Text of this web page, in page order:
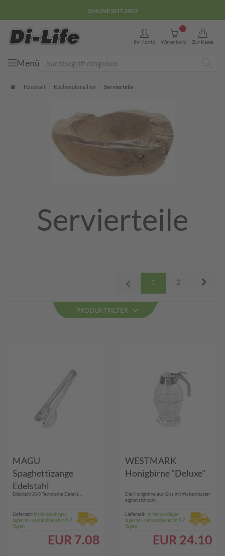
E-COMMERCE GÜTEZEICHEN
Ihr Konto Warenkorb
0
Zur Kasse
Menü
Startseite
Haushalt Küchenutensilien Servierteile
Servierteile
1 2
PRODUKTFILTER
MAGU
Spaghettizange
Edelstahl
Edelstahl 18/8 Technische Details:...
Lieferzeit: Im Versandlager
lagernd - versandbereit in 5-7
Tagen
EUR 7.08
WESTMARK
Honigbirne "Deluxe"
Die Honigbirne aus Glas mit Wabenmuster
eignet sich zum...
Lieferzeit: Im Versandlager
lagernd - versandbereit in 5-7
Tagen
EUR 24.10